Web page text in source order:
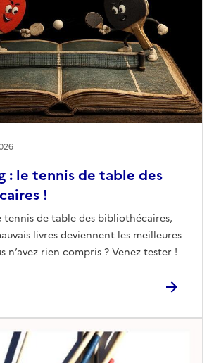
: le tennis de table des
!
tennis de table des bibliothécaires,
livres deviennent les meilleures
n’avez rien compris ? Venez tester !